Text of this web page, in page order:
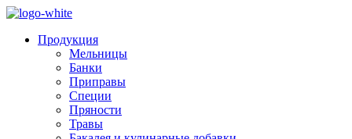
Продукция
Мельницы
Банки
Приправы
Специи
Пряности
Травы